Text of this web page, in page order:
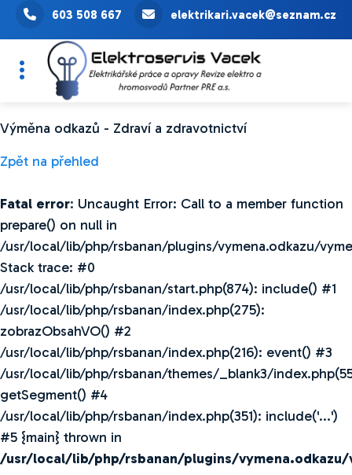
603 508 667 elektrikari.vacek@seznam.cz
Výměna odkazů - Zdraví a zdravotnictví
Zpět na přehled
Fatal error: Uncaught Error: Call to a member function
prepare() on null in
/usr/local/lib/php/rsbanan/plugins/vymena.odkazu/
Stack trace: #0
/usr/local/lib/php/rsbanan/start.php(874): include() #1
/usr/local/lib/php/rsbanan/index.php(275):
zobrazObsahVO() #2
/usr/local/lib/php/rsbanan/index.php(216): event() #3
/usr/local/lib/php/rsbanan/themes/_blank3/
getSegment() #4
/usr/local/lib/php/rsbanan/index.php(351): include('...')
#5 {main} thrown in
/usr/local/lib/php/rsbanan/plugins/vymena.odkazu/